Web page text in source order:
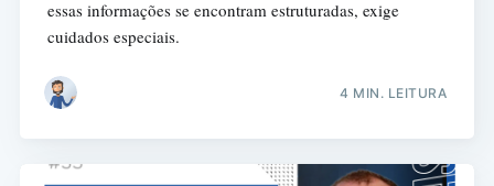
essas informações se encontram estruturadas, exige
cuidados especiais.
4 MIN. LEITURA